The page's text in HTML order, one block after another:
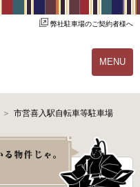
弊社駐車場のご契約者様へ
MENU
ご契約の流れ
駐輪場オーナー様へ
市営喜入駅自転車等駐車場